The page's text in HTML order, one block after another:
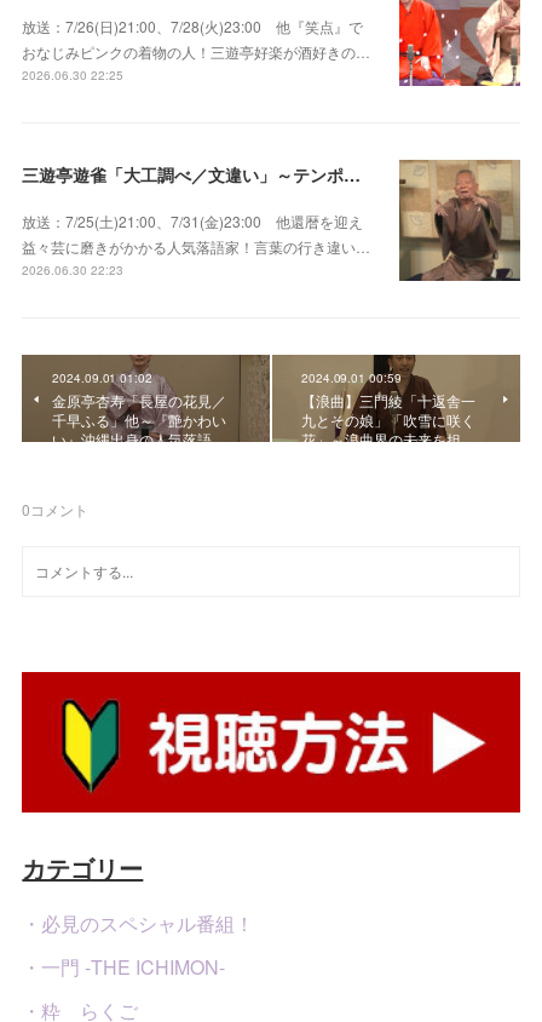
放送：7/26(日)21:00、7/28(火)23:00 他『笑点』で
おなじみピンクの着物の人！三遊亭好楽が酒好きの…
2026.06.30 22:25
三遊亭遊雀「大工調べ／文違い」～テンポよくたたみかける語り口で人気・実力とも屈指！
放送：7/25(土)21:00、7/31(金)23:00 他還暦を迎え
益々芸に磨きがかかる人気落語家！言葉の行き違い…
2026.06.30 22:23
2024.09.01 01:02
金原亭杏寿「長屋の花見／
千早ふる」他～『艶かわい
い』沖縄出身の人気落語…
2024.09.01 00:59
【浪曲】三門綾「十返舎一
九とその娘」「吹雪に咲く
花」～浪曲界の未来を担…
0コメント
カテゴリー
・必見のスペシャル番組！
・一門 -THE ICHIMON-
・粋 らくご